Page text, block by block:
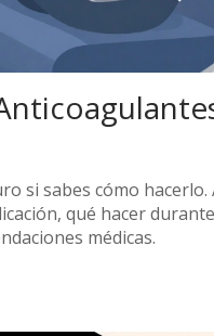
si sabes cómo
qué hacer
médicas.